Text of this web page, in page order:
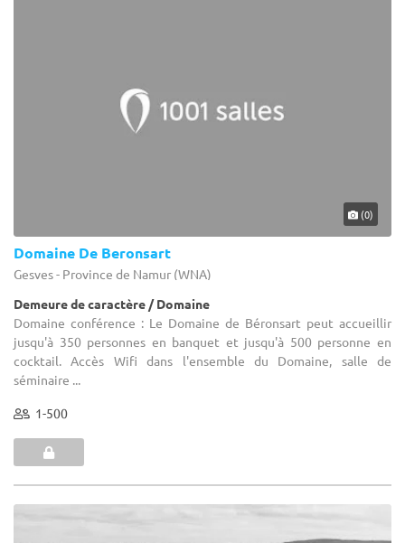
(0)
Domaine De Beronsart
Gesves - Province de Namur (WNA)
Demeure de caractère / Domaine
Domaine conférence : Le Domaine de Béronsart peut accueillir
jusqu'à 350 personnes en banquet et jusqu'à 500 personne en
cocktail. Accès Wifi dans l'ensemble du Domaine, salle de
séminaire ...
1-500